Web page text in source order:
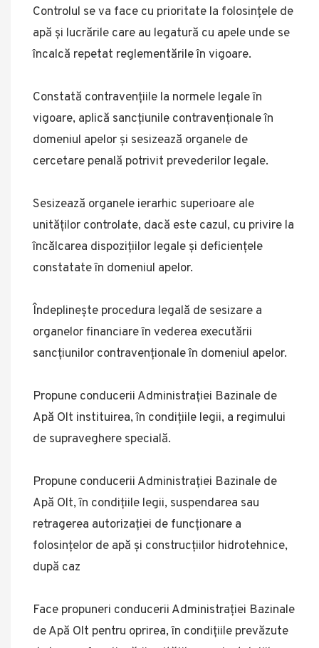
Controlul se va face cu prioritate la folosinţele de
apă şi lucrările care au legatură cu apele unde se
încalcă repetat reglementările în vigoare.
Constată contravenţiile la normele legale în
vigoare, aplică sancţiunile contravenţionale în
domeniul apelor şi sesizează organele de
cercetare penală potrivit prevederilor legale.
Sesizează organele ierarhic superioare ale
unităţilor controlate, dacă este cazul, cu privire la
încălcarea dispoziţiilor legale şi deficienţele
constatate în domeniul apelor.
Îndeplineşte procedura legală de sesizare a
organelor financiare în vederea executării
sancţiunilor contravenţionale în domeniul apelor.
Propune conducerii Administraţiei Bazinale de
Apă Olt instituirea, în condiţiile legii, a regimului
de supraveghere specială.
Propune conducerii Administraţiei Bazinale de
Apă Olt, în condiţiile legii, suspendarea sau
retragerea autorizaţiei de funcţionare a
folosinţelor de apă şi construcţiilor hidrotehnice,
după caz
Face propuneri conducerii Administraţiei Bazinale
de Apă Olt pentru oprirea, în condiţiile prevăzute